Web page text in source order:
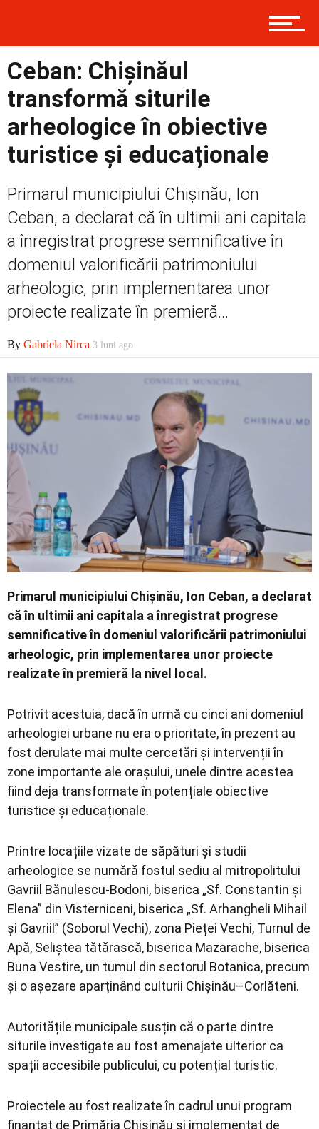
Prima
Social
Ceban: Chișinăul
transformă siturile
arheologice în obiective
turistice și educaționale
Primarul municipiului Chișinău, Ion
Ceban, a declarat că în ultimii ani capitala
a înregistrat progrese semnificative în
domeniul valorificării patrimoniului
arheologic, prin implementarea unor
proiecte realizate în premieră...
By Gabriela Nirca 3 luni ago
Primarul municipiului Chișinău, Ion Ceban, a declarat
că în ultimii ani capitala a înregistrat progrese
semnificative în domeniul valorificării patrimoniului
arheologic, prin implementarea unor proiecte
realizate în premieră la nivel local.
Potrivit acestuia, dacă în urmă cu cinci ani domeniul
arheologiei urbane nu era o prioritate, în prezent au
fost derulate mai multe cercetări și intervenții în
zone importante ale orașului, unele dintre acestea
fiind deja transformate în potențiale obiective
turistice și educaționale.
Printre locațiile vizate de săpături și studii
arheologice se numără fostul sediu al mitropolitului
Gavriil Bănulescu-Bodoni, biserica „Sf. Constantin și
Elena” din Visterniceni, biserica „Sf. Arhangheli Mihail
și Gavriil” (Soborul Vechi), zona Pieței Vechi, Turnul de
Apă, Seliștea tătărască, biserica Mazarache, biserica
Buna Vestire, un tumul din sectorul Botanica, precum
și o așezare aparținând culturii Chișinău–Corlăteni.
Autoritățile municipale susțin că o parte dintre
siturile investigate au fost amenajate ulterior ca
spații accesibile publicului, cu potențial turistic.
Proiectele au fost realizate în cadrul unui program
finanțat de Primăria Chișinău și implementat de